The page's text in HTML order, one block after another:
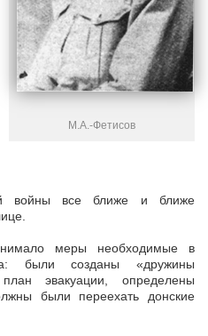
М.А.-Фетисов
войны все ближе и ближе
меры необходимые в
были созданы «дружины
эвакуации, определены
были переехать донские